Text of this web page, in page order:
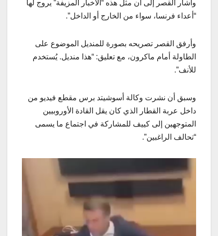
وأشار القصر إلى أن مثل هذه “الأخبار المزيفة” يروج لها
“أعداء فرنسا، سواء من الخارج أو الداخل”.
وأرفق القصر تصريحه بصورة للمنديل الموضوع على
الطاولة أمام ماكرون، مع تعليق: “هذا منديل. يُستخدم
للأنف”.
وسبق أن نشرت وكالة أسوشيتد برس مقطع فيديو من
داخل عربة القطار الذي كان يقل القادة الأوروبيين
المتوجهين إلى كييف للمشاركة في اجتماع ما يسمى
“تحالف الراغبين”.